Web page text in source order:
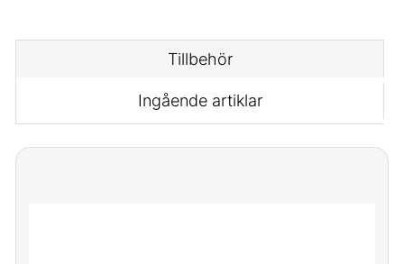
Tillbehör
Ingående artiklar